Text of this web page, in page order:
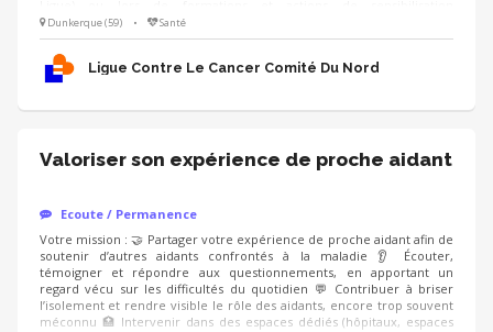
(professionnels de santé, entreprises), en étant accompagné.e par un
modérateur formé Compétences : ❤️ Écoute bienveillante et
empathie 🗝️ Capacité à prendre du recul sur son vécu 🤐 Respect du
cadre et de la confidentialité
Dunkerque (59) • Santé
Ligue Contre Le Cancer Comité Du Nord
Valoriser son expérience de proche aidant
Ecoute / Permanence
Votre mission : 🤝 Partager votre expérience de proche aidant afin de
soutenir d’autres aidants confrontés à la maladie 👂 Écouter,
témoigner et répondre aux questionnements, en apportant un
regard vécu sur les difficultés du quotidien 💬 Contribuer à briser
l’isolement et rendre visible le rôle des aidants, encore trop souvent
méconnu 🏥 Intervenir dans des espaces dédiés (hôpitaux, espaces